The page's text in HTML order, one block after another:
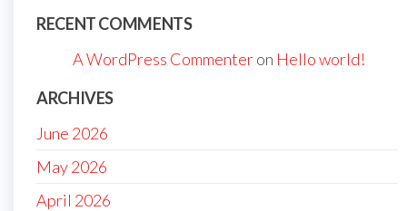
RECENT COMMENTS
A WordPress Commenteron Hello world!
ARCHIVES
June 2026
May 2026
April 2026